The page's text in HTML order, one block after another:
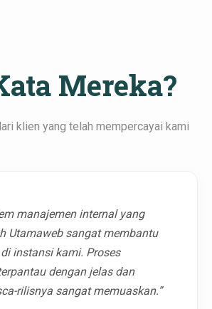
Mereka?
klien yang telah mempercayai kami
manajemen internal yang
Utamaweb sangat membantu
instansi kami. Proses
dengan jelas dan
rilisnya sangat memuaskan.”